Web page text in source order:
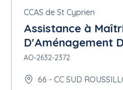
CCAS de St Cyprien
Assistance à
D'Aménagement
AO-2632-2372
66 - CC SUD